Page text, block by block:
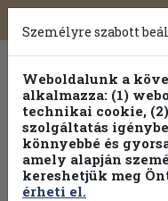
Toggle
navigation
Hobbi
Személyre szabott
Weboldalunk a
alkalmazza: (1)
technikai cookie,
szolgáltatás
könnyebbé és
amely alapján
kereshetjük meg
érheti el.